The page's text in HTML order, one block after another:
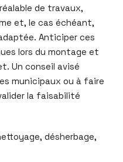
de travaux,
et, le cas échéant,
Anticiper ces
lors du montage et
Un conseil avisé
municipaux ou à faire
la faisabilité
désherbage,